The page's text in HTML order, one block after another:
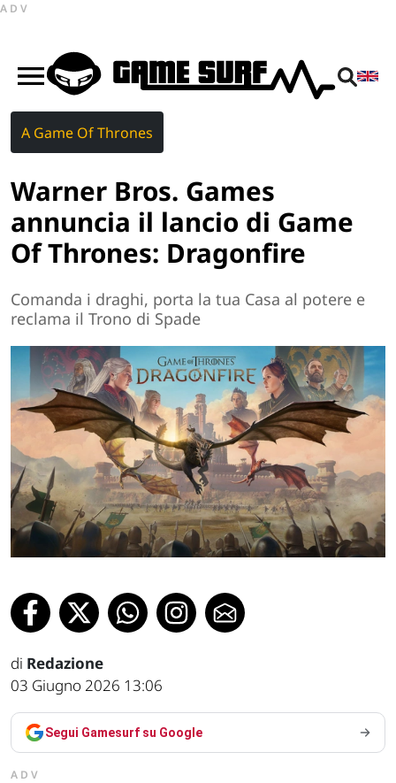
ADV
A Game Of Thrones
Warner Bros. Games
annuncia il lancio di Game
Of Thrones: Dragonfire
Comanda i draghi, porta la tua Casa al potere e
reclama il Trono di Spade
di Redazione
03 Giugno 2026 13:06
Segui Gamesurf su Google
ADV